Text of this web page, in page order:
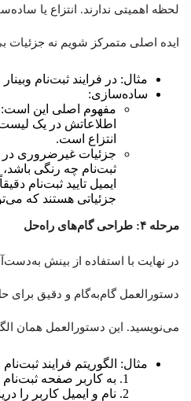
لحظه اهمیتی ندارند. انتزاع یا
ایده اصلی متمرکز شویم نه جزئیات
مثال: در فرایند ثبت‌نام وبینار
ساده‌سازی:
مفهوم اصلی این است:
اطلاعاتش در یک
انتزاع است.
جزئیات غیرضروری در
ثبت‌نام چه رنگی باشد،
ایمیل تایید ثبت‌نام
جزئیاتی هستند که
مرحله ۴: طراحی گام‌های راه‌حل
در نهایت با استفاده از بینش
دستورالعمل گام‌به‌گام و دقیق
می‌نویسید. این دستورالعمل همان
مثال: الگوریتم فرایند ثبت‌نام
به کاربر صفحه ثبت‌نام
نام و ایمیل کاربر را